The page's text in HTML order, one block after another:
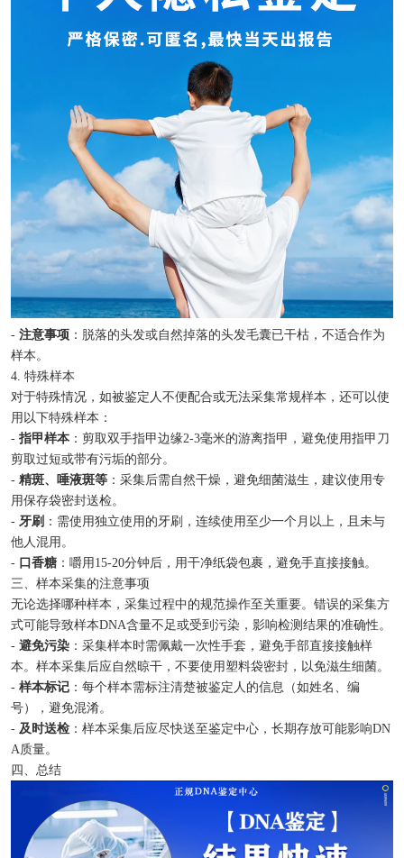
- 注意事项 ：脱落的头发或自然掉落的头发毛囊已干枯，不适合作为
样本。
4. 特殊样本
对于特殊情况，如被鉴定人不便配合或无法采集常规样本，还可以使
用以下特殊样本：
- 指甲样本：剪取双手指甲边缘2-3毫米的游离指甲，避免使用指甲刀
剪取过短或带有污垢的部分。
- 精斑、唾液斑等 ：采集后需自然干燥，避免细菌滋生，建议使用专
用保存袋密封送检。
- 牙刷 ：需使用独立使用的牙刷，连续使用至少一个月以上，且未与
他人混用。
- 口香糖 ：嚼用15-20分钟后，用干净纸袋包裹，避免手直接接触。
三、样本采集的注意事项
无论选择哪种样本，采集过程中的规范操作至关重要。错误的采集方
式可能导致样本DNA含量不足或受到污染，影响检测结果的准确性。
- 避免污染 ：采集样本时需佩戴一次性手套，避免手部直接接触样
本。样本采集后应自然晾干，不要使用塑料袋密封，以免滋生细菌。
- 样本标记 ：每个样本需标注清楚被鉴定人的信息（如姓名、编
号），避免混淆。
- 及时送检：样本采集后应尽快送至鉴定中心，长期存放可能影响DN
A质量。
四、总结